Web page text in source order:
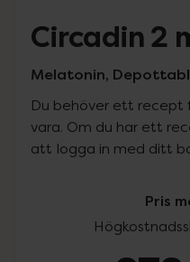
Circadin 2
Melatonin,
Du behöver ett recept
vara. Om du har ett
att logga in med ditt
Pris